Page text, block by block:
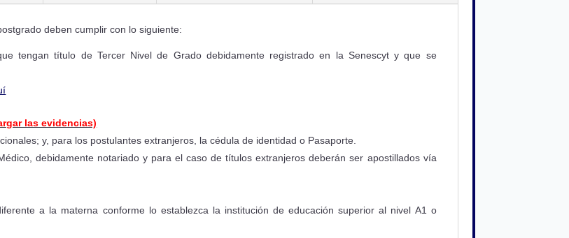
deben cumplir con lo siguiente:
tengan título de Tercer Nivel de Grado debidamente registrado en la Senescyt y que se
las evidencias)
y, para los postulantes extranjeros, la cédula de identidad o Pasaporte.
debidamente notariado y para el caso de títulos extranjeros deberán ser apostillados vía
a la materna conforme lo establezca la institución de educación superior al nivel A1 o